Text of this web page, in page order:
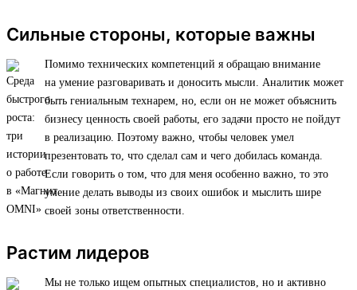
Сильные стороны, которые важны
Помимо технических компетенций я обращаю внимание
на умение разговаривать и доносить мысли. Аналитик может
быть гениальным технарем, но, если он не может объяснить
бизнесу ценность своей работы, его задачи просто не пойдут
в реализацию. Поэтому важно, чтобы человек умел
презентовать то, что сделал сам и чего добилась команда.
Если говорить о том, что для меня особенно важно, то это
умение делать выводы из своих ошибок и мыслить шире
своей зоны ответственности.
Растим лидеров
Мы не только ищем опытных специалистов, но и активно